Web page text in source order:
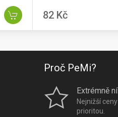
82 Kč
Proč PeMi?
Extrémně
Nejnižší
prioritou.